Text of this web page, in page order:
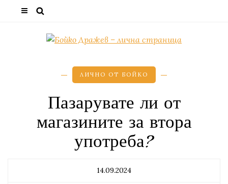
ЛИЧНО ОТ БОЙКО
Пазарувате ли от
магазините за втора
употреба?
14.09.2024